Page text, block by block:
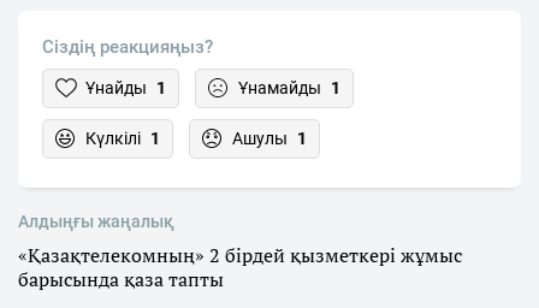
Сіздің реакцияңыз?
Ұнайды 1 Ұнамайды 1
Күлкілі 1 Ашулы 1
Алдыңғы жаңалық
«Қазақтелекомның» 2 бірдей қызметкері жұмыс
барысында қаза тапты